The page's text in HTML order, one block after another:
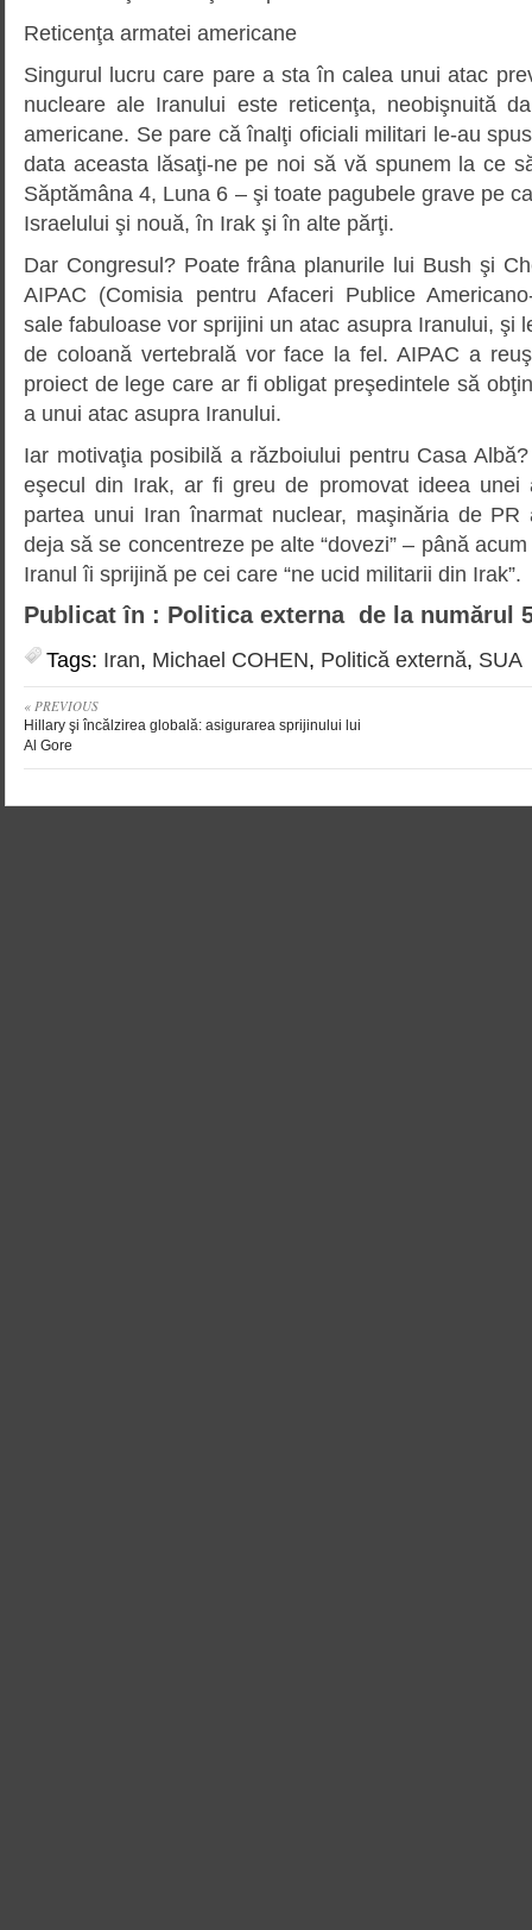
Reticenţa armatei americane
Singurul lucru care pare a sta în calea unui atac
nucleare ale Iranului este reticenţa, neobişnuită
americane. Se pare că înalţi oficiali militari le-au
data aceasta lăsaţi-ne pe noi să vă spunem la ce
Săptămâna 4, Luna 6 – şi toate pagubele grave pe
Israelului şi nouă, în Irak şi în alte părţi.
Dar Congresul? Poate frâna planurile lui Bush şi
AIPAC (Comisia pentru Afaceri Publice
sale fabuloase vor sprijini un atac asupra Iranului, şi
de coloană vertebrală vor face la fel. AIPAC a
proiect de lege care ar fi obligat preşedintele să
a unui atac asupra Iranului.
Iar motivaţia posibilă a războiului pentru Casa
eşecul din Irak, ar fi greu de promovat ideea unei
partea unui Iran înarmat nuclear, maşinăria de
deja să se concentreze pe alte “dovezi” – până
Iranul îi sprijină pe cei care “ne ucid militarii din Irak”.
Publicat în : Politica externa de la numărul
Tags: Iran, Michael COHEN, Politică externă, SUA
« PREVIOUS
Hillary şi încălzirea globală: asigurarea sprijinului lui
Al Gore